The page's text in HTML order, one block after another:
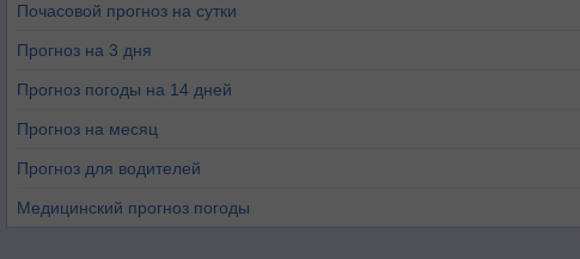
Почасовой прогноз на сутки
Прогноз на 3 дня
Прогноз погоды на 14 дней
Прогноз на месяц
Прогноз для водителей
Медицинский прогноз погоды